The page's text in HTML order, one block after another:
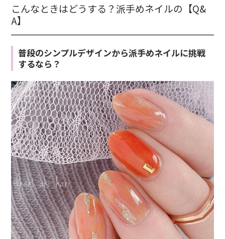
こんなときはどうする？派手めネイルの【Q&
A】
普段のシンプルデザインから派手めネイルに挑戦
するなら？